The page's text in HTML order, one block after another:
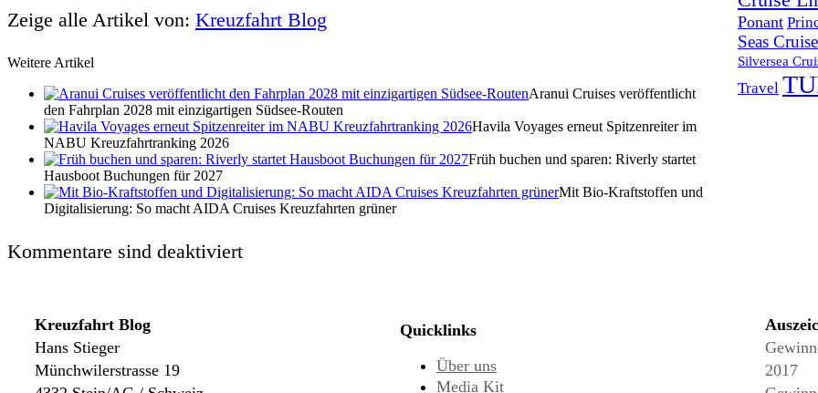
Zeige alle Artikel von: Kreuzfahrt Blog
Weitere Artikel
Aranui Cruises veröffentlicht
den Fahrplan 2028 mit einzigartigen Südsee-Routen
Havila Voyages erneut Spitzenreiter im
NABU Kreuzfahrtranking 2026
Früh buchen und sparen: Riverly startet
Hausboot Buchungen für 2027
Mit Bio-Kraftstoffen und
Digitalisierung: So macht AIDA Cruises Kreuzfahrten grüner
Kommentare sind deaktiviert
Ponant
Seas
Silversea
Travel
Kreuzfahrt Blog
Hans Stieger
Münchwilerstrasse 19
Quicklinks
Über uns
Media Kit
2017